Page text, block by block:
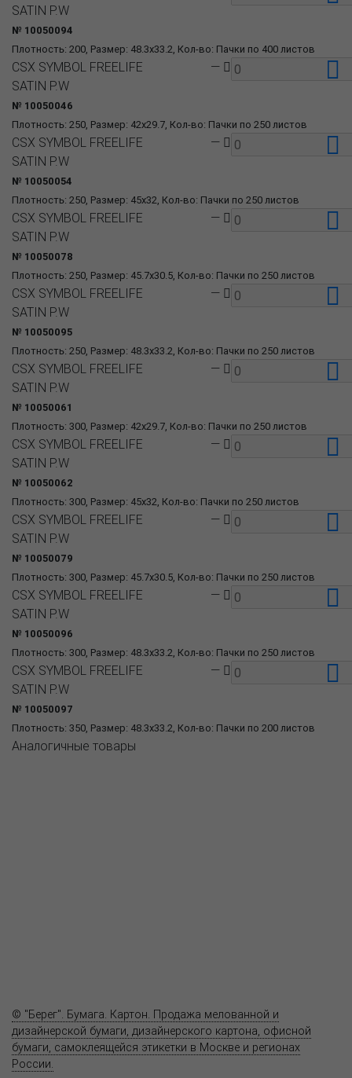
Плотность: 200, Размер: 48.3x33.2, Кол-во: Пачки по 400 листов
SATIN P.W
№ 10050094
Плотность: 250, Размер: 42x29.7, Кол-во: Пачки по 250 листов
CSX SYMBOL FREELIFE
SATIN P.W
№ 10050046
—
Плотность: 250, Размер: 45x32, Кол-во: Пачки по 250 листов
CSX SYMBOL FREELIFE
SATIN P.W
№ 10050054
—
Плотность: 250, Размер: 45.7x30.5, Кол-во: Пачки по 250 листов
CSX SYMBOL FREELIFE
SATIN P.W
№ 10050078
—
Плотность: 250, Размер: 48.3x33.2, Кол-во: Пачки по 250 листов
CSX SYMBOL FREELIFE
SATIN P.W
№ 10050095
—
Плотность: 300, Размер: 42x29.7, Кол-во: Пачки по 250 листов
CSX SYMBOL FREELIFE
SATIN P.W
№ 10050061
—
Плотность: 300, Размер: 45x32, Кол-во: Пачки по 250 листов
CSX SYMBOL FREELIFE
SATIN P.W
№ 10050062
—
Плотность: 300, Размер: 45.7x30.5, Кол-во: Пачки по 250 листов
CSX SYMBOL FREELIFE
SATIN P.W
№ 10050079
—
Плотность: 300, Размер: 48.3x33.2, Кол-во: Пачки по 250 листов
CSX SYMBOL FREELIFE
SATIN P.W
№ 10050096
—
Плотность: 350, Размер: 48.3x33.2, Кол-во: Пачки по 200 листов
CSX SYMBOL FREELIFE
SATIN P.W
№ 10050097
—
Аналогичные товары
© "Берег". Бумага. Картон. Продажа мелованной и
дизайнерской бумаги, дизайнерского картона, офисной
бумаги, самоклеящейся этикетки в Москве и регионах
России.